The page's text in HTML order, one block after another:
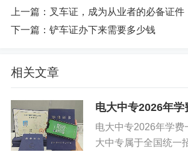
定严肃处理。
为考试作弊，不仅取消考试成绩、
处理直至取消学籍；组织团伙作弊
信、QQ、微博等平台发布传递试题
罪的，移交公安机关依法查处。请
上一篇： 叉车证，成为从业者的必备证件
下一篇： 铲车证办下来需要多少钱
相关文章
电大中专2026年
电大中专2026年学费
大中专属于全国统一